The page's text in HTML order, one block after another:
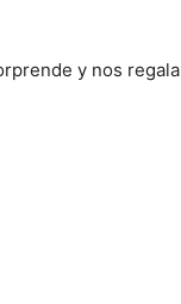
y nos regala